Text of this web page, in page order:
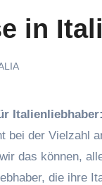
in
Italienliebhaber:
bei der Vielzahl
das können,
die ihre